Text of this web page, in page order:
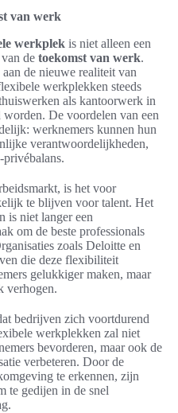
van werk
werkplek is niet alleen een
de toekomst van werk.
de nieuwe realiteit van
werkplekken steeds
als kantoorwerk in
worden. De voordelen van een
werknemers kunnen hun
verantwoordelijkheden,
is het voor
te blijven voor talent. Het
is niet langer een
om de beste professionals
zoals Deloitte en
die deze flexibiliteit
gelukkiger maken, maar
verhogen.
bedrijven zich voortdurend
werkplekken zal niet
bevorderen, maar ook de
verbeteren. Door de
te erkennen, zijn
te gedijen in de snel